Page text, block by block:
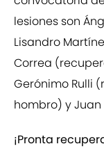
lesiones son
Lisandro
Correa
Gerónimo Rulli
hombro) y
¡Pronta